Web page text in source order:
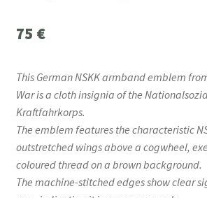
75 €
This German NSKK armband emblem
War is a cloth insignia of the
Kraftfahrkorps.
The emblem features the characteristic
outstretched wings above a cogwheel,
coloured thread on a brown background.
The machine-stitched edges show clear